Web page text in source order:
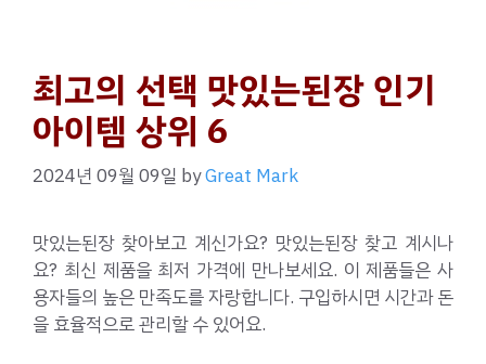
최고의 선택 맛있는된장 인기
아이템 상위 6
2024년 09월 09일 byGreat Mark
맛있는된장 찾아보고 계신가요? 맛있는된장 찾고 계시나
요? 최신 제품을 최저 가격에 만나보세요. 이 제품들은 사
용자들의 높은 만족도를 자랑합니다. 구입하시면 시간과 돈
을 효율적으로 관리할 수 있어요.